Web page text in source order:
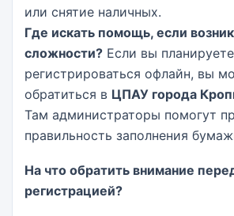
или снятие наличных.
Где искать помощь, если
сложности? Если вы планируете
регистрироваться офлайн, вы
обратиться в ЦПАУ города
Там администраторы помогут
правильность заполнения
На что обратить внимание
регистрацией?